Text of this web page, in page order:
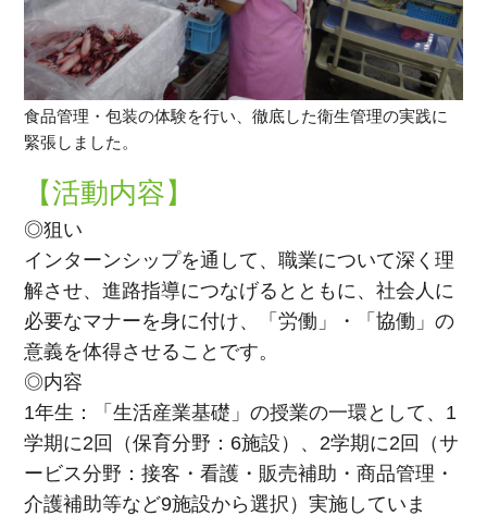
食品管理・包装の体験を行い、徹底した衛生管理の実践に
緊張しました。
【活動内容】
◎狙い
インターンシップを通して、職業について深く理
解させ、進路指導につなげるとともに、社会人に
必要なマナーを身に付け、「労働」・「協働」の
意義を体得させることです。
◎内容
1年生：「生活産業基礎」の授業の一環として、1
学期に2回（保育分野：6施設）、2学期に2回（サ
ービス分野：接客・看護・販売補助・商品管理・
介護補助等など9施設から選択）実施していま